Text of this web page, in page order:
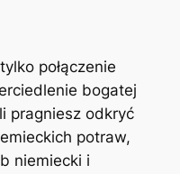
połączenie
bogatej
pragniesz odkryć
potraw,
niemiecki i